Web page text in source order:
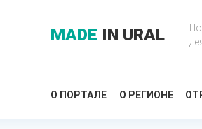
MADE IN URAL
О ПОРТАЛЕ О РЕГИОНЕ